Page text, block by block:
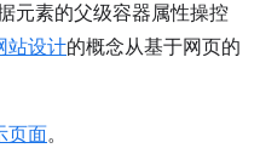
元素的父级容器属性操控
站设计的概念从基于网页的
页面。